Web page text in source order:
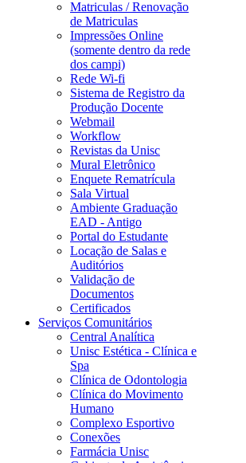
Matriculas / Renovação
de Matriculas
Impressões Online
(somente dentro da rede
dos campi)
Rede Wi-fi
Sistema de Registro da
Produção Docente
Webmail
Workflow
Revistas da Unisc
Mural Eletrônico
Enquete Rematrícula
Sala Virtual
Ambiente Graduação
EAD - Antigo
Portal do Estudante
Locação de Salas e
Auditórios
Validação de
Documentos
Certificados
Serviços Comunitários
Central Analítica
Unisc Estética - Clínica e
Spa
Clínica de Odontologia
Clínica do Movimento
Humano
Complexo Esportivo
Conexões
Farmácia Unisc